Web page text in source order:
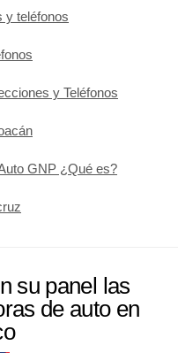
y teléfonos
y Teléfonos
GNP ¿Qué es?
su panel las
de auto en